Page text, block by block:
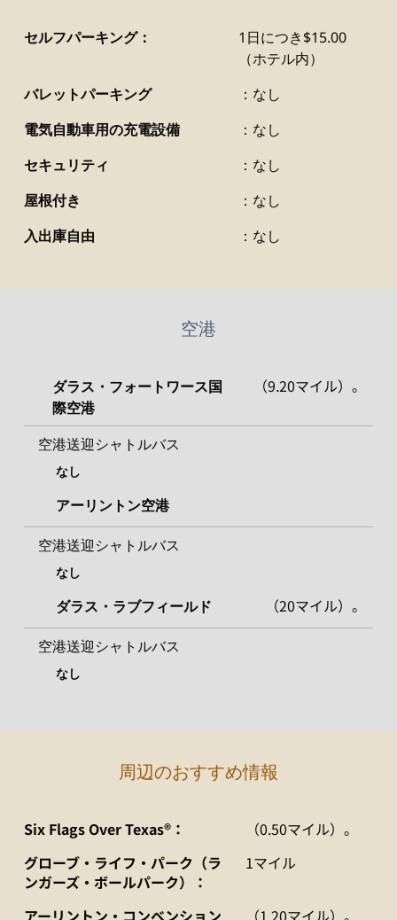
セルフパーキング：
1日につき$15.00
（ホテル内）
バレットパーキング
：なし
電気自動車用の充電設備
：なし
セキュリティ
：なし
屋根付き
：なし
入出庫自由
：なし
空港
ダラス・フォートワース国
際空港
（9.20マイル）。
空港送迎シャトルバス
なし
アーリントン空港
空港送迎シャトルバス
なし
ダラス・ラブフィールド （20マイル）。
空港送迎シャトルバス
なし
周辺のおすすめ情報
Six Flags Over Texas®：
（0.50マイル）。
グローブ・ライフ・パーク（ラ
ンガーズ・ボールパーク）：
1マイル
アーリントン・コンベンション
（1.20マイル）。